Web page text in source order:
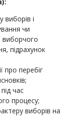
і
чи
виборчого
підрахунок
про перебіг
час
процесу;
виборів на